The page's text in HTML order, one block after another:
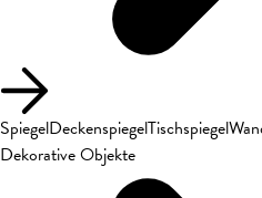
SpiegelDeckenspiegelTischspiegel
Dekorative Objekte